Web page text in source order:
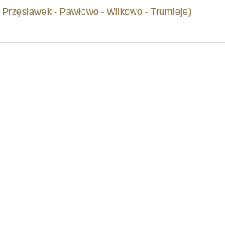
- Pawłowo - Wilkowo - Trumieje)